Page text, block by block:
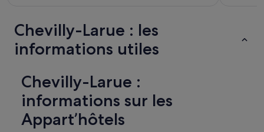
Chevilly-Larue : les
informations utiles
Chevilly-Larue :
informations sur les
Appart’hôtels